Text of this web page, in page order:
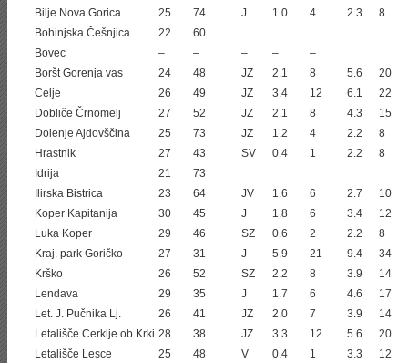
Bilje Nova Gorica
25 74 J 1.0 4 2.3
8
Bohinjska Češnjica
22
60
Bovec
– – – –
–
Boršt Gorenja vas
24 48 JZ 2.1 8 5.6
20
Celje
26 49 JZ 3.4 12 6.1
22
Dobliče Črnomelj
27 52 JZ 2.1 8 4.3
15
Dolenje Ajdovščina
25 73 JZ 1.2 4 2.2
8
Hrastnik
27 43 SV 0.4 1 2.2
8
Idrija
21
73
Ilirska Bistrica
23 64 JV 1.6 6 2.7
10
Koper Kapitanija
30 45 J 1.8 6 3.4
12
Luka Koper
29 46 SZ 0.6 2 2.2
8
Kraj. park Goričko
27 31 J 5.9 21 9.4
34
Krško
26 52 SZ 2.2 8 3.9
14
Lendava
29 35 J 1.7 6 4.6
17
Let. J. Pučnika Lj.
26 41 JZ 2.0 7 3.9
14
Letališče Cerklje ob Krki 28 38 JZ 3.3 12 5.6
20
Letališče Lesce
25 48 V 0.4 1 3.3
12